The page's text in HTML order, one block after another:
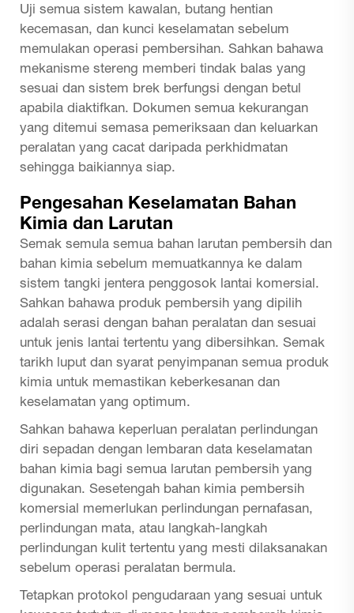
Uji semua sistem kawalan, butang hentian
kecemasan, dan kunci keselamatan sebelum
memulakan operasi pembersihan. Sahkan bahawa
mekanisme stereng memberi tindak balas yang
sesuai dan sistem brek berfungsi dengan betul
apabila diaktifkan. Dokumen semua kekurangan
yang ditemui semasa pemeriksaan dan keluarkan
peralatan yang cacat daripada perkhidmatan
sehingga baikiannya siap.
Pengesahan Keselamatan Bahan
Kimia dan Larutan
Semak semula semua bahan larutan pembersih dan
bahan kimia sebelum memuatkannya ke dalam
sistem tangki jentera penggosok lantai komersial.
Sahkan bahawa produk pembersih yang dipilih
adalah serasi dengan bahan peralatan dan sesuai
untuk jenis lantai tertentu yang dibersihkan. Semak
tarikh luput dan syarat penyimpanan semua produk
kimia untuk memastikan keberkesanan dan
keselamatan yang optimum.
Sahkan bahawa keperluan peralatan perlindungan
diri sepadan dengan lembaran data keselamatan
bahan kimia bagi semua larutan pembersih yang
digunakan. Sesetengah bahan kimia pembersih
komersial memerlukan perlindungan pernafasan,
perlindungan mata, atau langkah-langkah
perlindungan kulit tertentu yang mesti dilaksanakan
sebelum operasi peralatan bermula.
Tetapkan protokol pengudaraan yang sesuai untuk